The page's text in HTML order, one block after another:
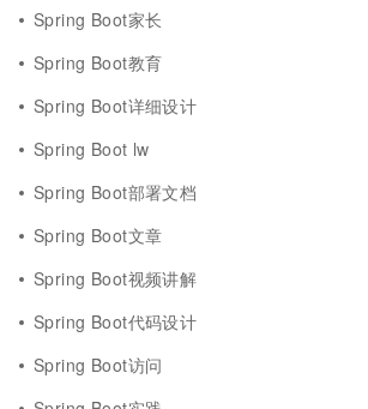
Spring Boot家长
Spring Boot教育
Spring Boot详细设计
Spring Boot lw
Spring Boot部署文档
Spring Boot文章
Spring Boot视频讲解
Spring Boot代码设计
Spring Boot访问